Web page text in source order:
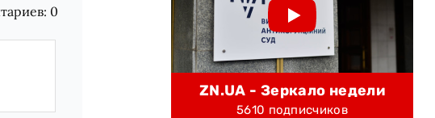
0
ZN.UA - Зеркало недели
5610 подписчиков